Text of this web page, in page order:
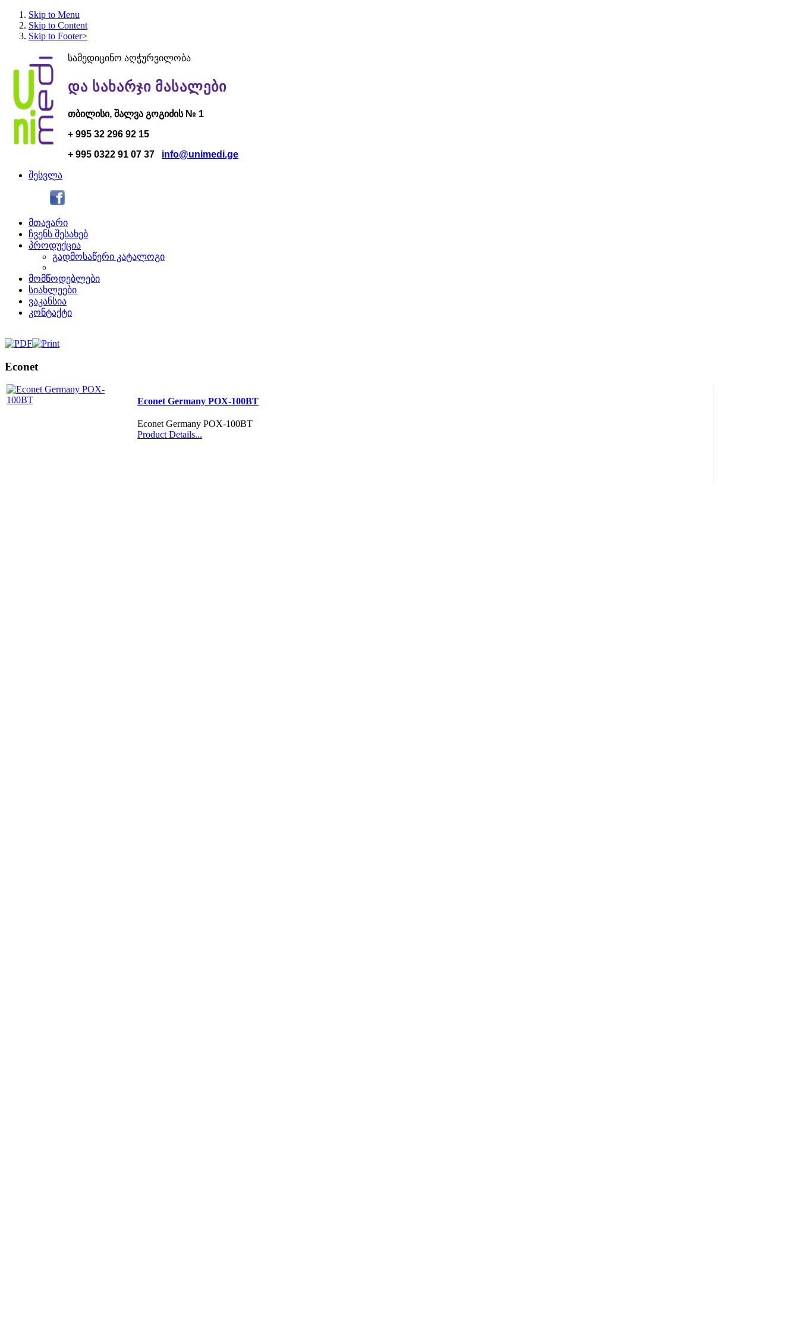
Skip to Menu
Skip to Content
Skip to Footer>
სამედიცინო აღჭურვილობა
და სახარჯი მასალები
თბილისი, შალვა გოგიძის № 1
+ 995 32 296 92 15
+ 995 0322 91 07 37 info@unimedi.ge
შესვლა
მთავარი
ჩვენს შესახებ
პროდუქცია
გადმოსაწერი კატალოგი
მომწოდებლები
სიახლეები
ვაკანსია
კონტაქტი
Econet
Econet Germany POX-100BT
Econet Germany POX-100BT
Product Details...